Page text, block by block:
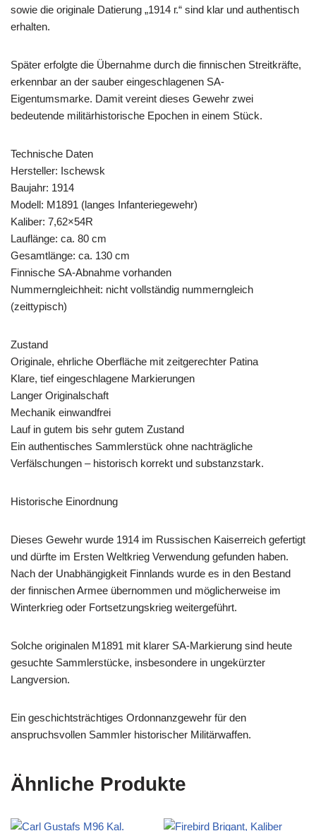
sowie die originale Datierung „1914 г.“ sind klar und authentisch
erhalten.
Später erfolgte die Übernahme durch die finnischen Streitkräfte,
erkennbar an der sauber eingeschlagenen SA-
Eigentumsmarke. Damit vereint dieses Gewehr zwei
bedeutende militärhistorische Epochen in einem Stück.
Technische Daten
Hersteller: Ischewsk
Baujahr: 1914
Modell: M1891 (langes Infanteriegewehr)
Kaliber: 7,62×54R
Lauflänge: ca. 80 cm
Gesamtlänge: ca. 130 cm
Finnische SA-Abnahme vorhanden
Nummerngleichheit: nicht vollständig nummerngleich
(zeittypisch)
Zustand
Originale, ehrliche Oberfläche mit zeitgerechter Patina
Klare, tief eingeschlagene Markierungen
Langer Originalschaft
Mechanik einwandfrei
Lauf in gutem bis sehr gutem Zustand
Ein authentisches Sammlerstück ohne nachträgliche
Verfälschungen – historisch korrekt und substanzstark.
Historische Einordnung
Dieses Gewehr wurde 1914 im Russischen Kaiserreich gefertigt
und dürfte im Ersten Weltkrieg Verwendung gefunden haben.
Nach der Unabhängigkeit Finnlands wurde es in den Bestand
der finnischen Armee übernommen und möglicherweise im
Winterkrieg oder Fortsetzungskrieg weitergeführt.
Solche originalen M1891 mit klarer SA-Markierung sind heute
gesuchte Sammlerstücke, insbesondere in ungekürzter
Langversion.
Ein geschichtsträchtiges Ordonnanzgewehr für den
anspruchsvollen Sammler historischer Militärwaffen.
Ähnliche Produkte